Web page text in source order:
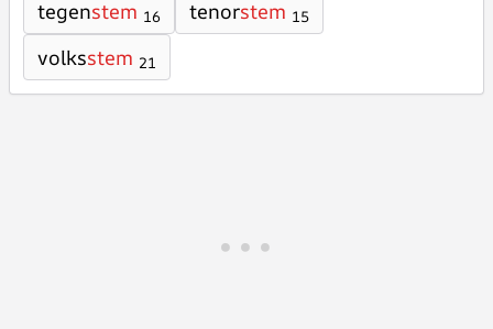
tegenstem 16 tenorstem 15
volksstem 21